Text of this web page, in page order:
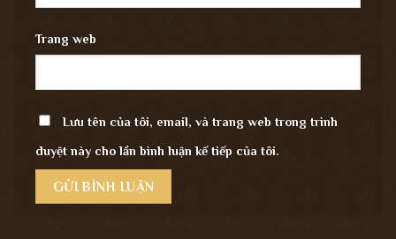
Trang web
Lưu tên của tôi, email, và trang web trong trình
duyệt này cho lần bình luận kế tiếp của tôi.